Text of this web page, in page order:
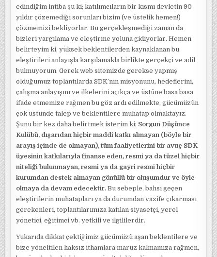
edindiğim intiba şu ki; katılımcıların bir kısmı devletin 90
yıldır çözemediği sorunları bizim (ve üstelik hemen!)
çözmemizi bekliyorlar. Bu gerçekleşmediği zaman da
bizleri yargılama ve eleştirme yoluna gidiyorlar. Hemen
belirteyim ki, yüksek beklentilerden kaynaklanan bu
eleştirileri anlayışla karşılamakla birlikte gerçekçi ve adil
bulmuyorum. Gerek web sitemizde gerekse yapmış
olduğumuz toplantılarda SDK’nın misyonunu, hedeflerini,
çalışma anlayışını ve ilkelerini açıkça ve üstüne basa basa
ifade etmemize rağmen bu göz ardı edilmekte, gücümüzün
çok üstünde talep ve beklentilere muhatap olmaktayız.
Şunu bir kez daha belirtmek isterim ki; Sorgun Düşünce
Kulübü, dışarıdan hiçbir maddi katkı almayan (böyle bir
arayış içinde de olmayan), tüm faaliyetlerini bir avuç SDK
üyesinin katkılarıyla finanse eden, resmi ya da tüzel hiçbir
niteliği bulunmayan, resmi ya da gayri resmi hiçbir
kurumdan destek almayan gönüllü bir oluşumdur ve öyle
olmaya da devam edecektir. Bu sebeple, bahsi geçen
eleştirilerin muhatapları ya da durumdan vazife çıkarması
gerekenleri, toplantılarımıza katılan siyasetçi, yerel
yönetici, eğitimci vb. yetkili ve ilgililerdir.
Yukarıda dikkat çektiğimiz gücümüzü aşan beklentilere ve
bize yöneltilen haksız ithamlara maruz kalmamıza rağmen,